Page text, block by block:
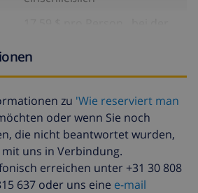
8,80 $ pro Person , bei der
Ankunft zu zahlen
113,75 $
basiert auf den
Energieverbrauch
(52,77 $/HOUR)
4.80% der Gesamtsumme
zu 'Wie reserviert man
oder wenn Sie noch
die nicht beantwortet wurden,
uns in Verbindung.
erreichen unter +31 30 808
637 oder uns eine e-mail